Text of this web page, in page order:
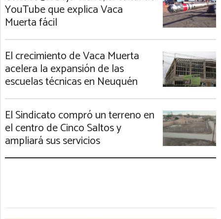
YouTube que explica Vaca
Muerta fácil
El crecimiento de Vaca Muerta
acelera la expansión de las
escuelas técnicas en Neuquén
El Sindicato compró un terreno en
el centro de Cinco Saltos y
ampliará sus servicios